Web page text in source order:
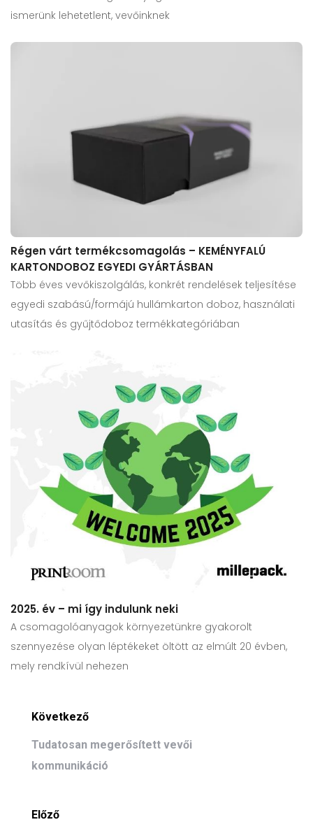
ismerünk lehetetlent, vevőinknek
Régen várt termékcsomagolás – KEMÉNYFALÚ
KARTONDOBOZ EGYEDI GYÁRTÁSBAN
Több éves vevőkiszolgálás, konkrét rendelések teljesítése
egyedi szabású/formájú hullámkarton doboz, használati
utasítás és gyűjtődoboz termékkategóriában
2025. év – mi így indulunk neki
A csomagolóanyagok környezetünkre gyakorolt
szennyezése olyan léptékeket öltött az elmúlt 20 évben,
mely rendkívül nehezen
Következő
Tudatosan megerősített vevői
kommunikáció
Előző